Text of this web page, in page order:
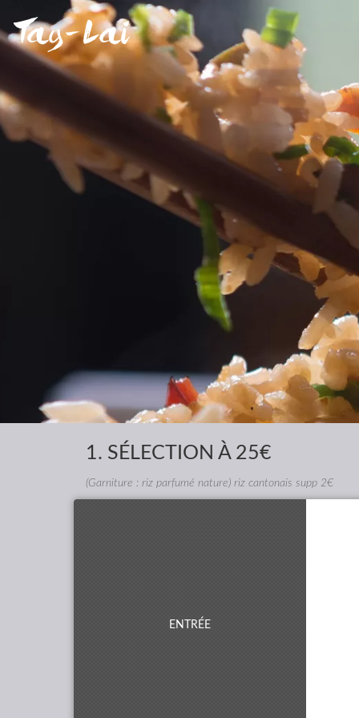
1. SÉLECTION À 25€
(Garniture : riz parfumé nature) riz cantonais supp 2€
ENTRÉE